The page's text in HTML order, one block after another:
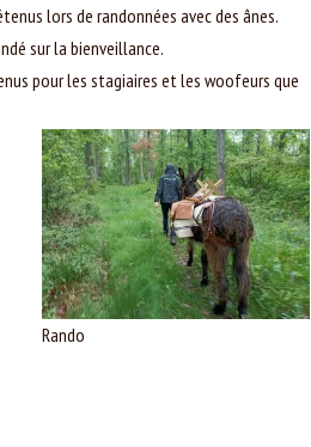
lors de randonnées avec des ânes.
sur la bienveillance.
pour les stagiaires et les woofeurs que
Rando